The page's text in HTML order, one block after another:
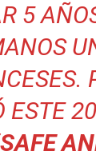
5
ESTE